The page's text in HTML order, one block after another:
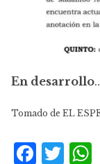
En desarrollo
Tomado de EL
F
T